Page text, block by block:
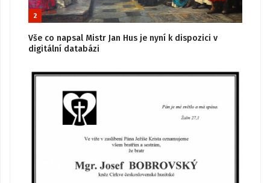
2
Vše co napsal Mistr Jan Hus je nyní k dispozici v
digitální databázi